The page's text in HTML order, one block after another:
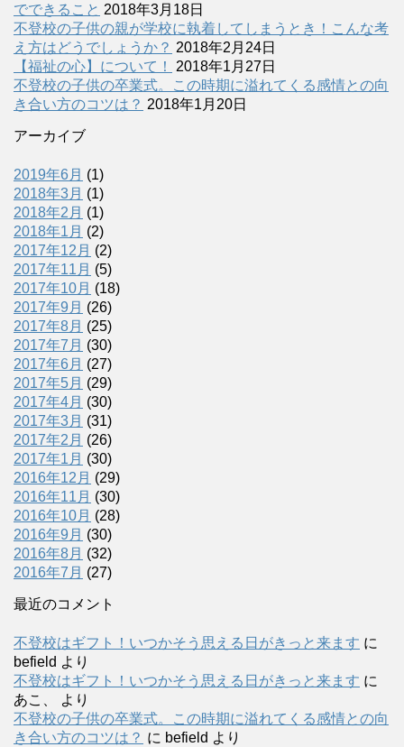
でできること 2018年3月18日
不登校の子供の親が学校に執着してしまうとき！こんな考
え方はどうでしょうか？ 2018年2月24日
【福祉の心】について！
2018年1月27日
不登校の子供の卒業式。この時期に溢れてくる感情との向
き合い方のコツは？ 2018年1月20日
アーカイブ
2019年6月 (1)
2018年3月 (1)
2018年2月 (1)
2018年1月 (2)
2017年12月 (2)
2017年11月 (5)
2017年10月 (18)
2017年9月 (26)
2017年8月 (25)
2017年7月 (30)
2017年6月 (27)
2017年5月 (29)
2017年4月 (30)
2017年3月 (31)
2017年2月 (26)
2017年1月 (30)
2016年12月 (29)
2016年11月 (30)
2016年10月 (28)
2016年9月 (30)
2016年8月 (32)
2016年7月 (27)
最近のコメント
不登校はギフト！いつかそう思える日がきっと来ます に
befield より
不登校はギフト！いつかそう思える日がきっと来ます に
あこ、
より
不登校の子供の卒業式。この時期に溢れてくる感情との向
き合い方のコツは？ に befield より